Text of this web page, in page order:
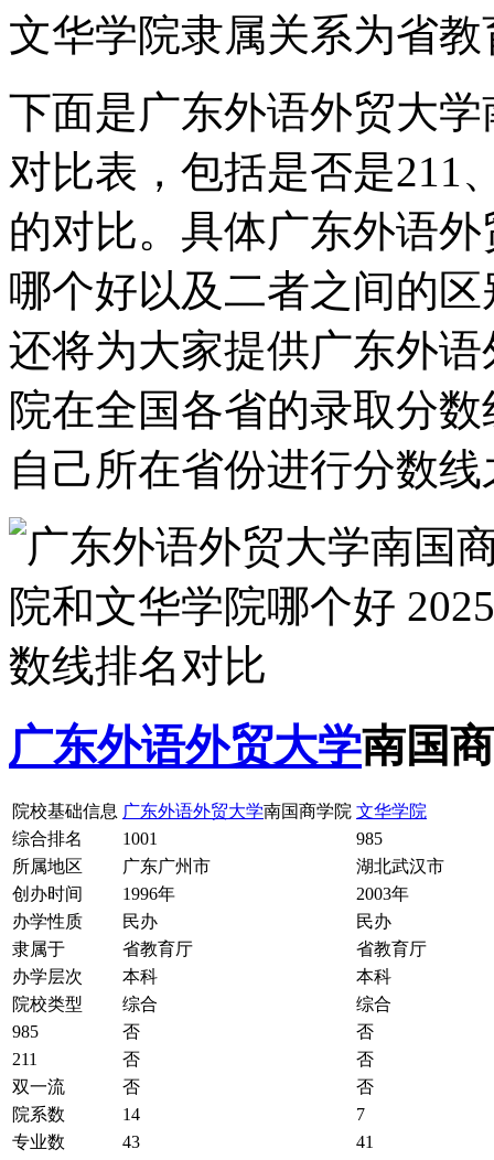
文华学院隶属关系为省教
下面是广东外语外贸大
对比表，包括是否是211
的对比。具体广东外语
哪个好以及二者之间的
还将为大家提供广东外
院在全国各省的录取分
自己所在省份进行分数
广东外语外贸大学南国
院校基础信息 广东外语外贸大学南国商学院 文华学院
综合排名
1001
985
所属地区
广东广州市
湖北武汉市
创办时间
1996年
2003年
办学性质
民办
民办
隶属于
省教育厅
省教育厅
办学层次
本科
本科
院校类型
综合
综合
985
否
否
211
否
否
双一流
否
否
院系数
14
7
专业数
43 41